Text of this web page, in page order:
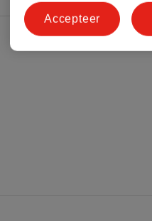
Accepteer